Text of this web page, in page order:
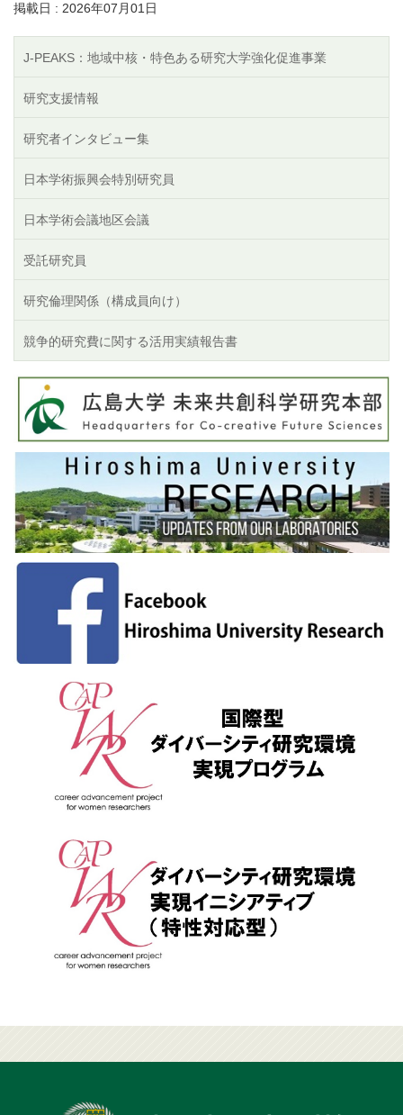
掲載日 : 2026年07月01日
J-PEAKS：地域中核・特色ある研究大学強化促進事業
研究支援情報
研究者インタビュー集
日本学術振興会特別研究員
日本学術会議地区会議
受託研究員
研究倫理関係（構成員向け）
競争的研究費に関する活用実績報告書